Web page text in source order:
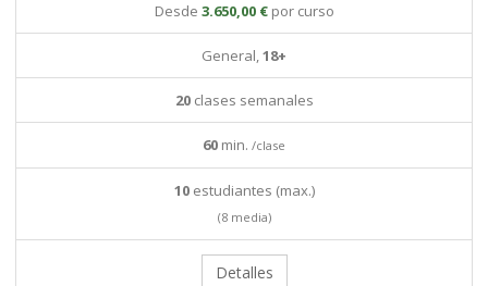
Desde 3.650,00 €por curso
General,18+
20clases semanales
60 min. /clase
10estudiantes (max.)
(8 media)
Detalles